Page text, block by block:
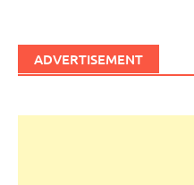
ADVERTISEMENT